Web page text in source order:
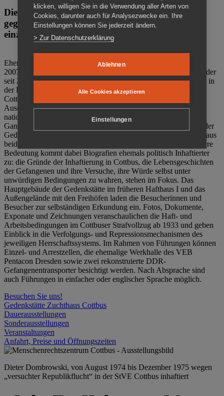
Die Gedenkstätte Zuchthaus Cottbus ist ein Ort
gegen das Vergessen. Anschaulich, nah und
einzigartig.
Ehemalige politische Häftlinge der DDR gründeten im Oktober
2007 den Verein Menschenrechtszentrum Cottbus e. V. (MRZ), der
seit 2011 Eigentümer des ehemaligen Gefängnisses (1860-2002) in
der Bautzener Straße und Träger der Gedenkstätte Zuchthaus
Cottbus ist. Im Zentrum der Arbeit der Gedenkstätte steht die
Auseinandersetzung mit politischem Unrecht während der
nationalsozialistischen Terrorherrschaft und der SED-Diktatur.
Ganzjährig zeigen mehrere Dauer- und Sonderausstellungen in der
Gedenkstätte Zuchthaus Cottbus Beispiele politischen Unrechts aus
beiden deutschen Diktaturen des 20. Jahrhunderts. Eine besondere
Bedeutung kommt dabei Biografien ehemals politisch Inhaftierter
zu: die Gründe der Inhaftierung in Cottbus, die Lebensgeschichten
der Gefangenen und ihre Versuche, ihre Würde selbst unter
unwürdigen Bedingungen zu wahren, stehen im Fokus. Das
Hauptgebäude der Gedenkstätte im früheren Hafthaus I und das
Außengelände mit den Freihöfen laden die Besucherinnen und
Besucher zur selbständigen Erkundung ein. Fotos, Dokumente,
Exponate und Zeichnungen veranschaulichen die Haft- und
Arbeitsbedingungen im Cottbuser Strafvollzug ab 1933 und geben
Einblick in die Verfolgungs- und Repressionsmechanismen des
jeweiligen Herrschaftssystems. Im Rahmen von Führungen können
Einzel- und Arrestzellen, die ehemalige Werkhalle des VEB
Pentacon Dresden sowie zwei rekonstruierte DDR-
Gefangenentransporter besichtigt werden. Nach Absprache sind
auch Führungen in einfacher oder englischer Sprache möglich.
Besuchen Sie uns!
Gedenkstätte Zuchthaus Cottbus
Dauerausstellungen
Sonderausstellungen
Veranstaltungen
Anfahrt, Preise und Öffnungszeiten
Dieter Dombrowski, von August 1974 bis Dezember 1975 wegen
„versuchter Republikflucht“ in der StVE Cottbus inhaftiert
klicken, willigen Sie in die Verwendung aller Arten von
Cookies, darunter auch für Analysezwecke ein. Ihre
Einstellungen können Sie jederzeit ändern.
> Zur Datenschutzerklärung
Ablehnen
Alle Cookies akzeptieren
Einstellungen